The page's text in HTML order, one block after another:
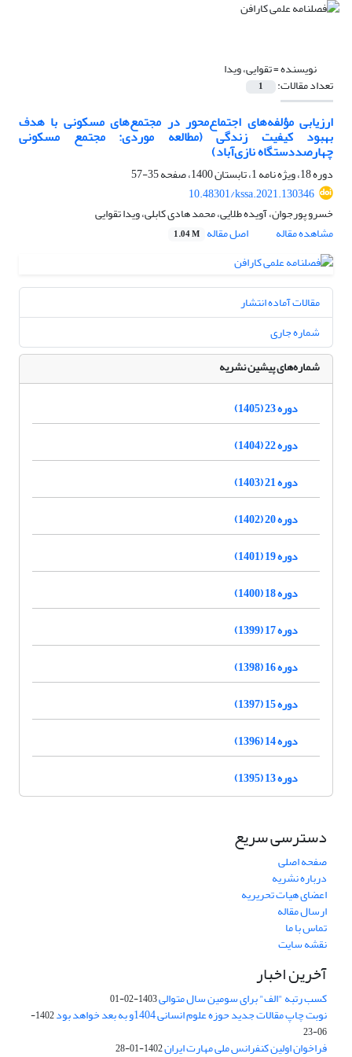
نویسنده =تقوایی، ویدا
تعداد مقالات: 1
ارزیابی مؤلفه‌های اجتماع‌محور در مجتمع‌های مسکونی با هدف
بهبود کیفیت زندگی (مطالعه موردی: مجتمع مسکونی
چهارصددستگاه نازی‌آباد)
دوره 18، ویژه نامه 1، تابستان 1400، صفحه
35-57
10.48301/kssa.2021.130346
خسرو پورجوان، آویده طلایی، محمد هادی کابلی، ویدا تقوایی
مشاهده مقاله
اصل مقاله 1.04 M
مقالات آماده انتشار
شماره جاری
شماره‌های پیشین نشریه
دوره 23 (1405)
دوره 22 (1404)
دوره 21 (1403)
دوره 20 (1402)
دوره 19 (1401)
دوره 18 (1400)
دوره 17 (1399)
دوره 16 (1398)
دوره 15 (1397)
دوره 14 (1396)
دوره 13 (1395)
دسترسی سریع
صفحه اصلی
درباره نشریه
اعضای هیات تحریریه
ارسال مقاله
تماس با ما
نقشه سایت
آخرین اخبار
کسب رتبه "الف" برای سومین سال متوالی1403-02-01
نوبت چاپ مقالات جدید حوزه علوم انسانی 1404و به بعد خواهد بود
1402-
06-23
فراخوان اولین کنفرانس ملی مهارت ایران1402-01-28